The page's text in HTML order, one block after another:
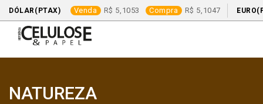
DÓLAR(PTAX) Venda 5,1053 Compra 5,1047
content
NATUREZA